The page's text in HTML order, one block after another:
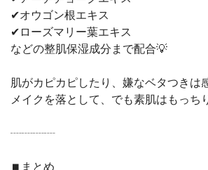
✔︎オウゴン根エキス
✔︎ローズマリー葉エキス
などの整肌保湿成分まで配合💡
肌がカピカピしたり、嫌なベタつきは
メイクを落として、でも素肌はもっち
┈┈┈┈
⏹まとめ